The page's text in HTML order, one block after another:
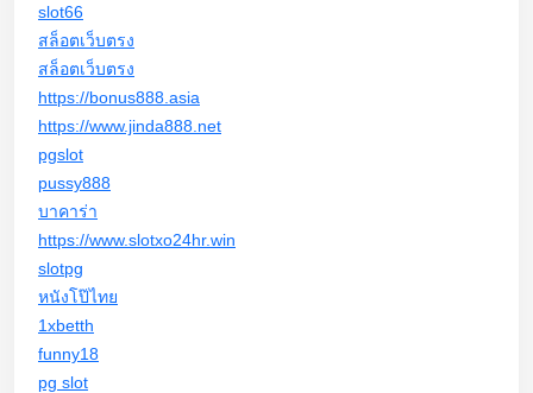
slot66
สล็อตเว็บตรง
สล็อตเว็บตรง
https://bonus888.asia
https://www.jinda888.net
pgslot
pussy888
บาคาร่า
https://www.slotxo24hr.win
slotpg
หนังโป๊ไทย
1xbetth
funny18
pg slot